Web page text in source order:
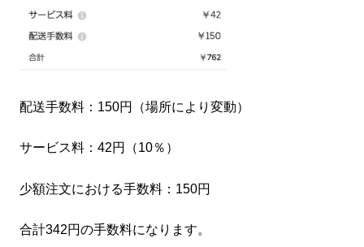
配送手数料：150円（場所により変動）
サービス料：42円（10％）
少額注文における手数料：150円
合計342円の手数料になります。